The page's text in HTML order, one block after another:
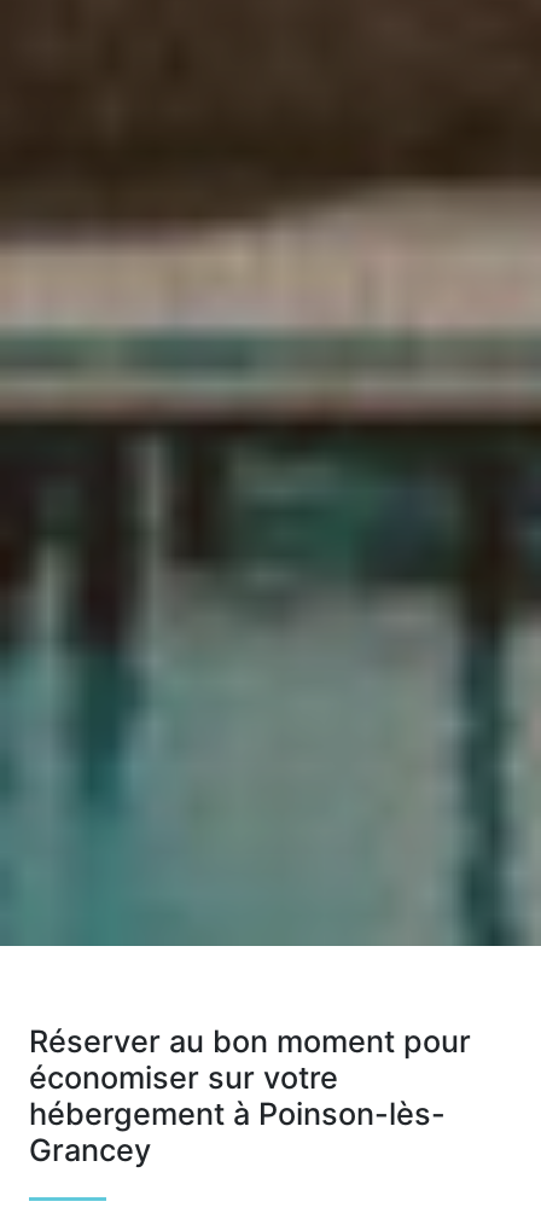
Réserver au bon moment pour
économiser sur votre
hébergement à Poinson-lès-
Grancey